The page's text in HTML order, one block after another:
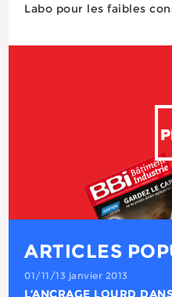
Labo pour les faibles
pour les fortes
ARTICLES
01/11/13 janvier 2013
L’ANCRAGE LOURD